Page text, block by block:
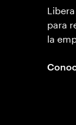
para
la